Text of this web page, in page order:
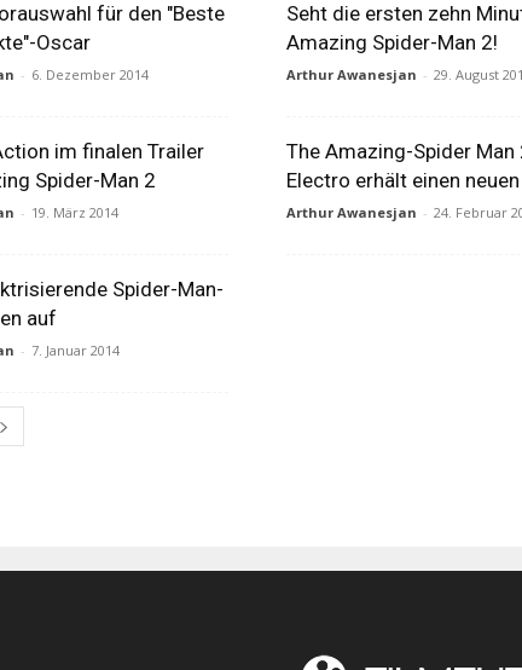
für den "Beste
Oscar
- 6. Dezember 2014
Seht die ersten zehn
Amazing Spider-Man 2!
Arthur Awanesjan - 29. August
im finalen Trailer
Spider-Man 2
- 19. März 2014
The Amazing-Spider Man
Electro erhält einen
Arthur Awanesjan - 24. Februar
Spider-Man-
auf
- 7. Januar 2014